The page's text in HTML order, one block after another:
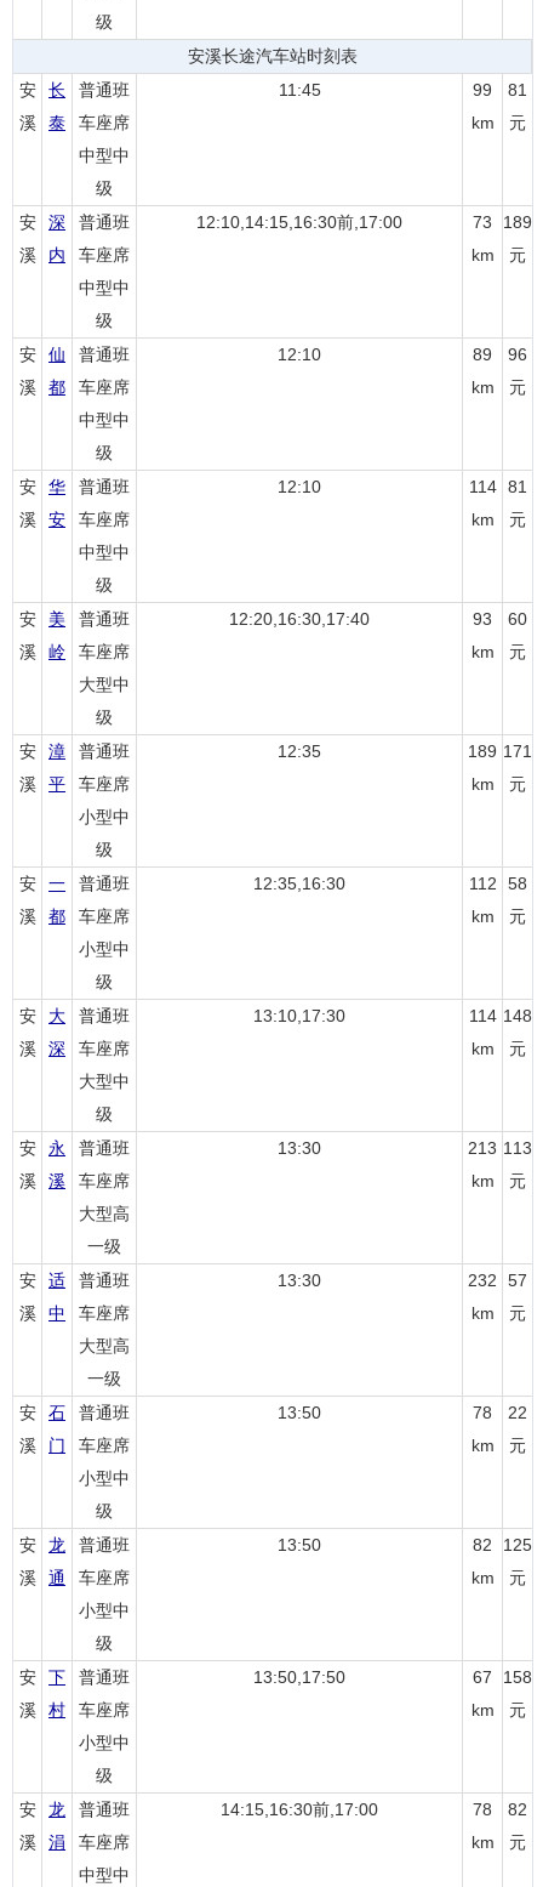
级
安溪长途汽车站时刻表
安
溪
长
泰
普通班
车座席
中型中
级
11:45
99
km
81
元
安
溪
深
内
普通班
车座席
中型中
级
12:10,14:15,16:30前,17:00
73
km
189
元
安
溪
仙
都
普通班
车座席
中型中
级
12:10
89
km
96
元
安
溪
华
安
普通班
车座席
中型中
级
12:10
114
km
81
元
安
溪
美
岭
普通班
车座席
大型中
级
12:20,16:30,17:40
93
km
60
元
安
溪
漳
平
普通班
车座席
小型中
级
12:35
189
km
171
元
安
溪
一
都
普通班
车座席
小型中
级
12:35,16:30
112
km
58
元
安
溪
大
深
普通班
车座席
大型中
级
13:10,17:30
114
km
148
元
安
溪
永
溪
普通班
车座席
大型高
一级
13:30
213
km
113
元
安
溪
适
中
普通班
车座席
大型高
一级
13:30
232
km
57
元
安
溪
石
门
普通班
车座席
小型中
级
13:50
78
km
22
元
安
溪
龙
通
普通班
车座席
小型中
级
13:50
82
km
125
元
安
溪
下
村
普通班
车座席
小型中
级
13:50,17:50
67
km
158
元
安
溪
龙
涓
普通班
车座席
中型中
14:15,16:30前,17:00
78
km
82
元